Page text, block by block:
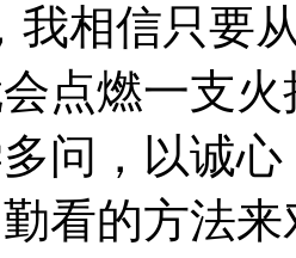
我相信只要
点燃一支
问，以诚
看的方法